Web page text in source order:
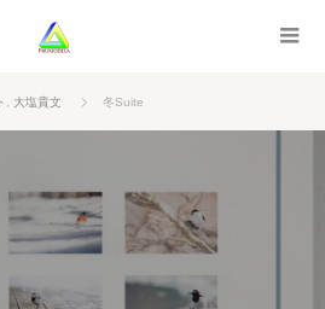
大塩貴文 冬Suite